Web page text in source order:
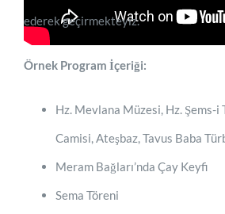
ederek geçirmekteyiz.
Örnek Program İçeriği:
Hz. Mevlana Müzesi, Hz. Şems-i
Camisi, Ateşbaz, Tavus Baba
Meram Bağları’nda Çay Keyfi
Sema Töreni